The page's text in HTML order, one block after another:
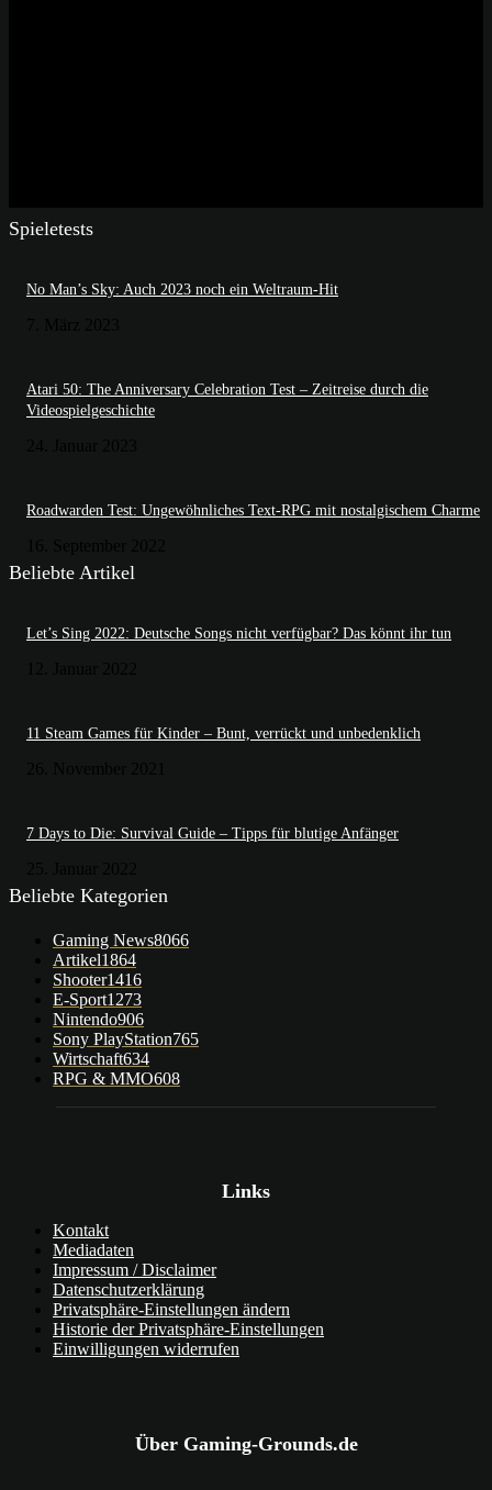
Spieletests
No Man’s Sky: Auch 2023 noch ein Weltraum-Hit
Atari 50: The Anniversary Celebration Test – Zeitreise durch die
Videospielgeschichte
Roadwarden Test: Ungewöhnliches Text-RPG mit nostalgischem Charme
Beliebte Artikel
Let’s Sing 2022: Deutsche Songs nicht verfügbar? Das könnt ihr tun
11 Steam Games für Kinder – Bunt, verrückt und unbedenklich
7 Days to Die: Survival Guide – Tipps für blutige Anfänger
Beliebte Kategorien
Gaming News8066
Artikel1864
Shooter1416
E-Sport1273
Nintendo906
Sony PlayStation765
Wirtschaft634
RPG & MMO608
Links
Kontakt
Mediadaten
Impressum / Disclaimer
Datenschutzerklärung
Privatsphäre-Einstellungen ändern
Historie der Privatsphäre-Einstellungen
Einwilligungen widerrufen
Über Gaming-Grounds.de